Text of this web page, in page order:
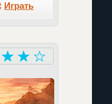
Играть